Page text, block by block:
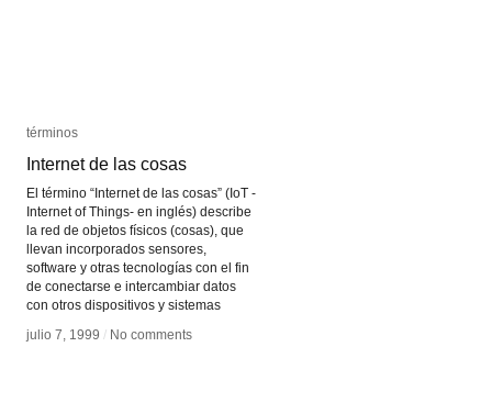
términos
Internet de las cosas
El término “Internet de las cosas” (IoT -
Internet of Things- en inglés) describe
la red de objetos físicos (cosas), que
llevan incorporados sensores,
software y otras tecnologías con el fin
de conectarse e intercambiar datos
con otros dispositivos y sistemas
julio 7, 1999 / No comments
términos
Internet de las cosas
julio 7, 1999 / No comments